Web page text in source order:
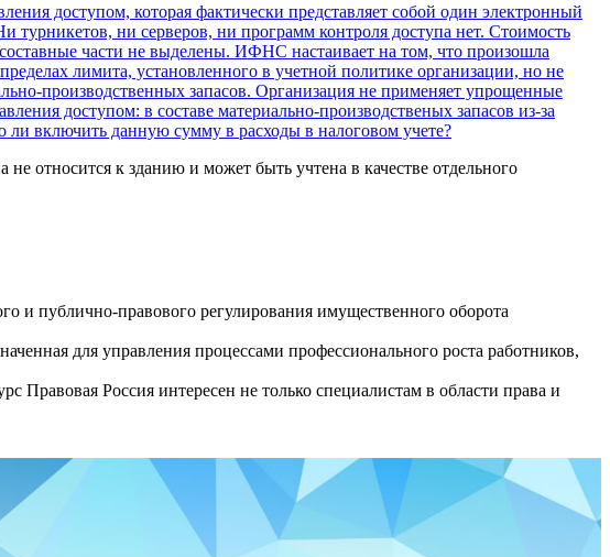
доступом, которая фактически представляет собой один электронный
ни серверов, ни программ контроля доступа нет. Стоимость
части не выделены. ИФНС настаивает на том, что произошла
лимита, установленного в учетной политике организации, но не
производственных запасов. Организация не применяет упрощенные
доступом: в составе материально-производственых запасов из-за
включить данную сумму в расходы в налоговом учете?
относится к зданию и может быть учтена в качестве отдельного
и публично-правового регулирования имущественного оборота
для управления процессами профессионального роста работников,
Правовая Россия интересен не только специалистам в области права и